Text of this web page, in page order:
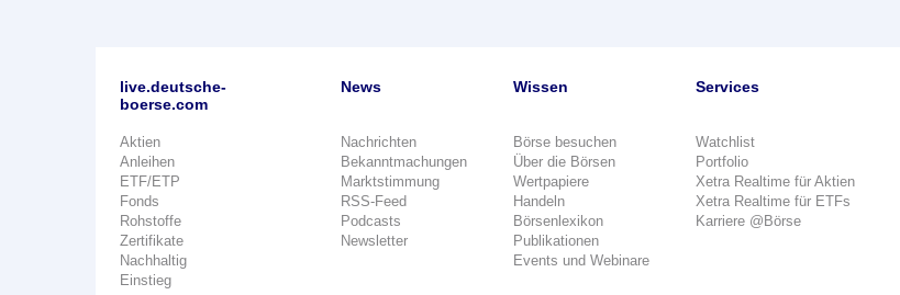
live.deutsche-
boerse.com
Aktien
Anleihen
ETF/ETP
Fonds
Rohstoffe
Zertifikate
Nachhaltig
Einstieg
News
Nachrichten
Bekanntmachungen
Marktstimmung
RSS-Feed
Podcasts
Newsletter
Wissen
Börse besuchen
Über die Börsen
Wertpapiere
Handeln
Börsenlexikon
Publikationen
Events und Webinare
Services
Watchlist
Portfolio
Xetra Realtime für Aktien
Xetra Realtime für ETFs
Karriere @Börse